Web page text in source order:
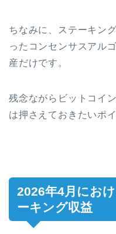
ちなみに、ステーキン
ったコンセンサスアル
産だけです。
残念ながらビットコイ
は押さえておきたいポ
2026年4月にお
ーキング収益